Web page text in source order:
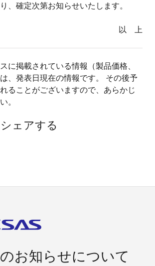
、確定次第お知らせいたします。
以 上
に掲載されている情報（製品価格、
、発表日現在の情報です。 その後予
ることがございますので、あらかじ
。
ェアする
お知らせについて